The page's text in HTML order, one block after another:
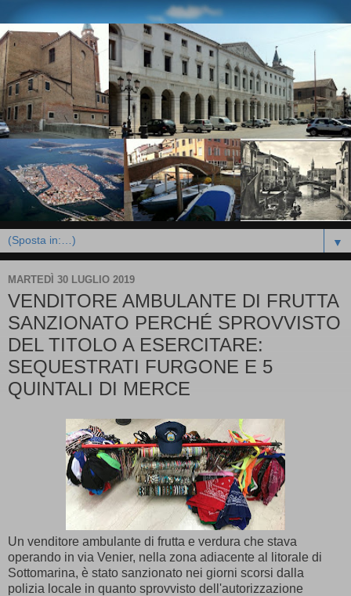
▼
MARTEDÌ 30 LUGLIO 2019
VENDITORE AMBULANTE DI FRUTTA
SANZIONATO PERCHÉ SPROVVISTO
DEL TITOLO A ESERCITARE:
SEQUESTRATI FURGONE E 5
QUINTALI DI MERCE
Un venditore ambulante di frutta e verdura che stava
operando in via Venier, nella zona adiacente al litorale di
Sottomarina, è stato sanzionato nei giorni scorsi dalla
polizia locale in quanto sprovvisto dell'autorizzazione